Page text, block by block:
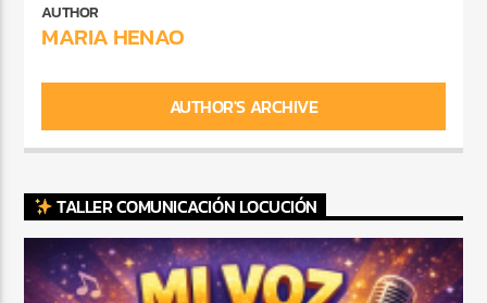
AUTHOR
MARIA HENAO
AUTHOR'S ARCHIVE
TALLER COMUNICACIÓN LOCUCIÓN